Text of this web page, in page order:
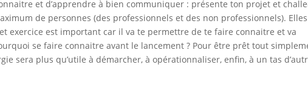
et d’apprendre à bien communiquer : présente ton projet et
de personnes (des professionnels et des non professionnels). Elles
exercice est important car il va te permettre de te faire connaitre et va
se faire connaitre avant le lancement ? Pour être prêt tout
sera plus qu’utile à démarcher, à opérationnaliser, enfin, à un tas